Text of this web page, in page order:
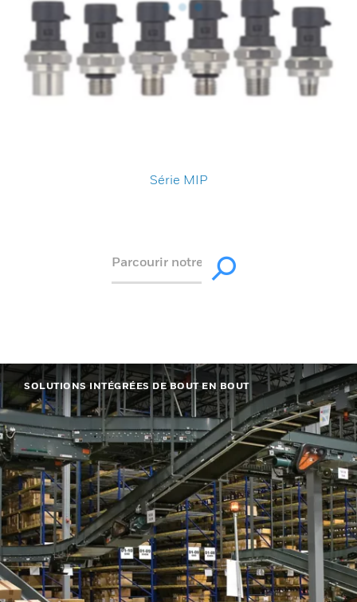
Série MIP
SOLUTIONS INTÉGRÉES DE BOUT EN BOUT